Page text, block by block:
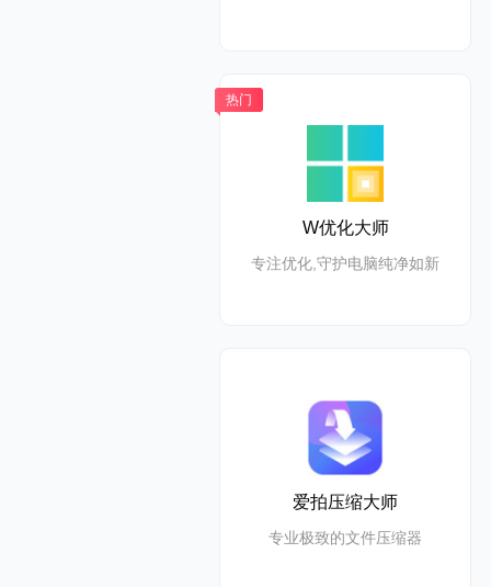
热门
W优化大师
专注优化,守护电脑纯净如新
爱拍压缩大师
专业极致的文件压缩器